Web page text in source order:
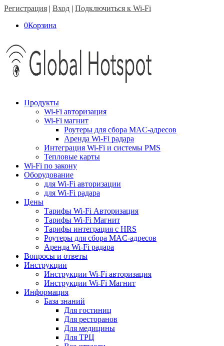
Регистрация | Вход | Подключиться к Wi-Fi
0Корзина
Продукты
Wi-Fi авторизация
Wi-Fi магнит
Роутеры для сбора MAC-адресов
Аренда Wi-Fi радара
Интеграция Wi-Fi и системы PMS
Тепловые карты
Wi-Fi по закону
Оборудование
для Wi-Fi авторизации
для Wi-Fi радара
Цены
Тарифы Wi-Fi Авторизация
Тарифы Wi-Fi Магнит
Тарифы интеграция с HRS
Роутеры для сбора MAC-адресов
Аренда Wi-Fi радара
Вопросы и ответы
Инструкции
Инструкции Wi-Fi авторизация
Инструкции Wi-Fi Магнит
Информация
База знаний
Для гостиниц
Для ресторанов
Для медицины
Для ТРЦ